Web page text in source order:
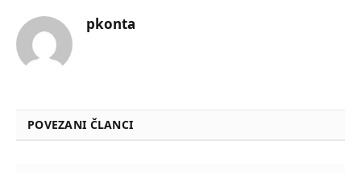
pkonta
POVEZANI ČLANCI